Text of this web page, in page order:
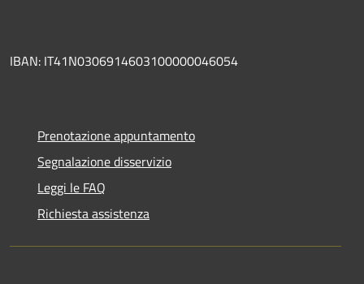
IBAN: IT41N0306914603100000046054
Prenotazione appuntamento
Segnalazione disservizio
Leggi le FAQ
Richiesta assistenza